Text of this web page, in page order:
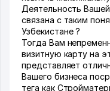
Деятельность
связана с таким
Узбекистане ?
Тогда Вам
визитную карту на
представляет
Вашего бизнеса
тега как